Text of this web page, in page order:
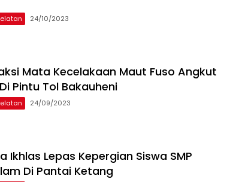
24/10/2023
Mata Kecelakaan Maut Fuso Angkut
Pintu Tol Bakauheni
24/09/2023
Ikhlas Lepas Kepergian Siswa SMP
Di Pantai Ketang